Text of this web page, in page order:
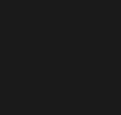
Kongresi -